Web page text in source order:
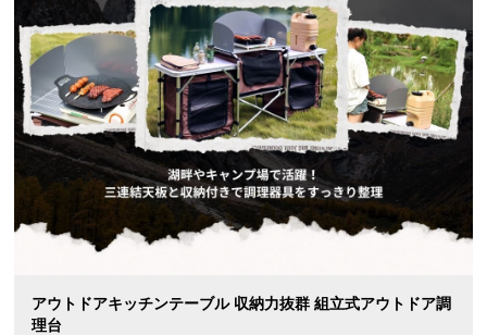
アウトドアキッチンテーブル 収納力抜群 組立式アウトドア調
理台